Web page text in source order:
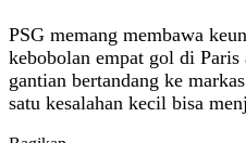
PSG memang membawa
kebobolan empat gol di Paris
gantian bertandang ke
satu kesalahan kecil bisa